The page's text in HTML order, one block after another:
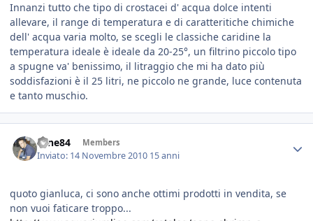
Innanzi tutto che tipo di crostacei d' acqua dolce intenti
allevare, il range di temperatura e di caratteritiche chimiche
dell' acqua varia molto, se scegli le classiche caridine la
temperatura ideale è ideale da 20-25°, un filtrino piccolo tipo
a spugne va' benissimo, il litraggio che mi ha dato più
soddisfazioni è il 25 litri, ne piccolo ne grande, luce contenuta
e tanto muschio.
sane84 Members
Inviato: 14 Novembre 2010 15 anni
quoto gianluca, ci sono anche ottimi prodotti in vendita, se
non vuoi faticare troppo...